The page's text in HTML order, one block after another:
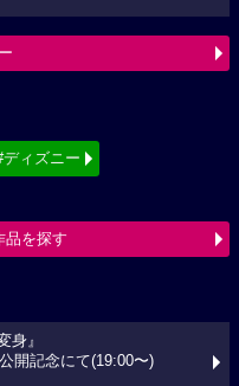
ディズニー
品を探す
身』
開記念にて(19:00〜)